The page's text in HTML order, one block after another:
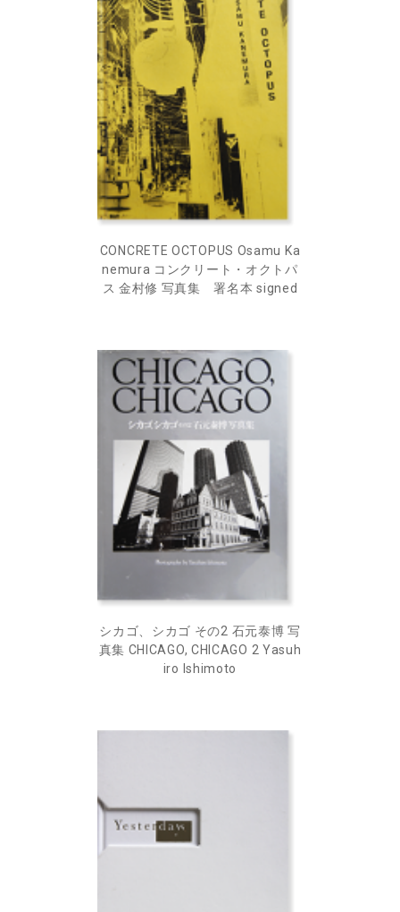
CONCRETE OCTOPUS Osamu Ka
nemura コンクリート・オクトパ
ス 金村修 写真集 署名本 signed
シカゴ、シカゴ その2 石元泰博 写
真集 CHICAGO, CHICAGO 2 Yasuh
iro Ishimoto